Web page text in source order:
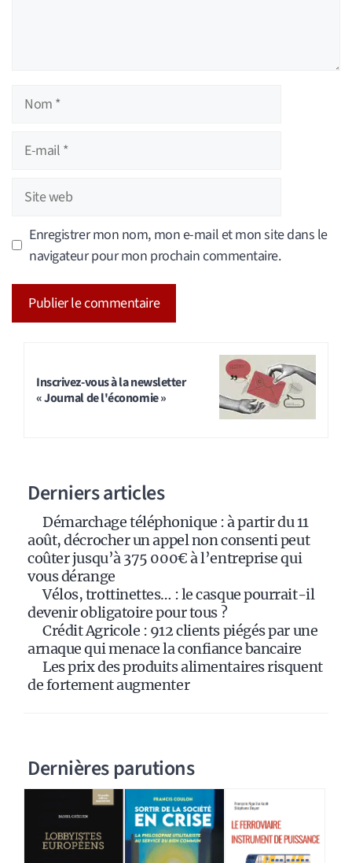
Nom
Site
web
Enregistrer mon nom, mon e-mail et mon site dans le
navigateur pour mon prochain commentaire.
Inscrivez-vous à la newsletter
« Journal de l'économie »
Derniers articles
Démarchage téléphonique : à partir du 11
août, décrocher un appel non consenti peut
coûter jusqu’à 375 000€ à l’entreprise qui
vous dérange
Vélos, trottinettes… : le casque pourrait-il
devenir obligatoire pour tous ?
Crédit Agricole : 912 clients piégés par une
arnaque qui menace la confiance bancaire
Les prix des produits alimentaires risquent
de fortement augmenter
Dernières parutions